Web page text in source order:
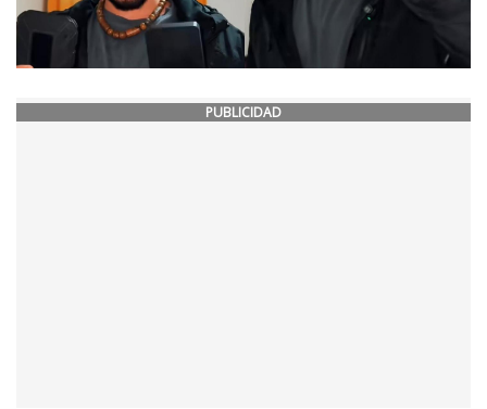
PUBLICIDAD